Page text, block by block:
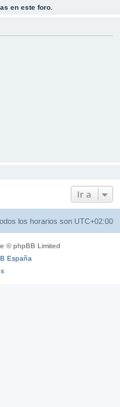
en este foro.
Ir a
los horarios son UTC+02:00
© phpBB Limited
España